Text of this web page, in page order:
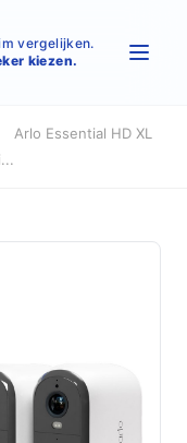
vergelijken.
kiezen.
Arlo Essential HD XL